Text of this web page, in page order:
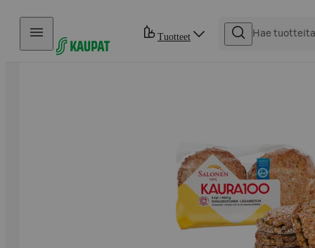
Hyppää sisältöön
Tuotteet